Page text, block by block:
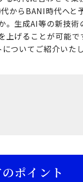
からBANI時代へと
生成AI等の新技
げることが可能で
ついてご紹介いたし
ポイント